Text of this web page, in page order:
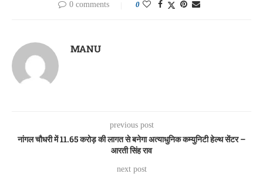
0 comments 0
MANU
previous post
नांगल चौधरी में 11.65 करोड़ की लागत से बनेगा अत्याधुनिक कम्युनिटी हेल्थ सेंटर –
आरती सिंह राव
next post